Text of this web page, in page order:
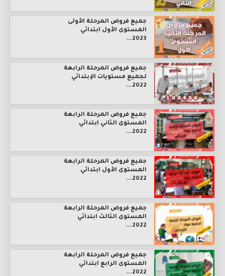
جميع فروض المرحلة الأولى
المستوى الأول ابتدائي
2023...
جميع فروض المرحلة الرابعة
لجميع مستويات الإبتدائي
2022...
جميع فروض المرحلة الرابعة
المستوى الثاني ابتدائي
2022...
جميع فروض المرحلة الرابعة
المستوى الأول ابتدائي
2022...
جميع فروض المرحلة الرابعة
المستوى الثالث ابتدائي
2022...
جميع فروض المرحلة الرابعة
المستوى الرابع ابتدائي
2022...